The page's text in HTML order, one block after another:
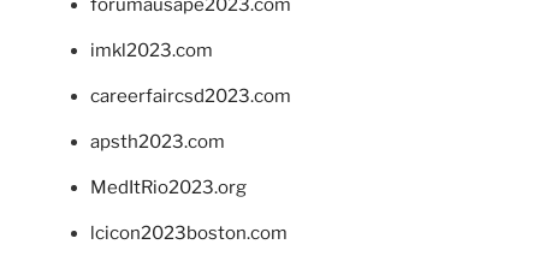
forumausape2023.com
imkl2023.com
careerfaircsd2023.com
apsth2023.com
MedItRio2023.org
lcicon2023boston.com